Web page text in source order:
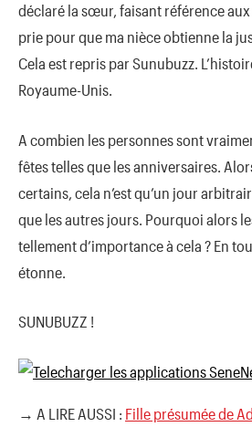
déclaré la sœur, faisant référence
prie pour que ma nièce obtienne la
Cela est repris par Sunubuzz.
Royaume-Unis.
A combien les personnes sont
fêtes telles que les anniversaires.
certains, cela n’est qu’un jour
que les autres jours. Pourquoi alors
tellement d’importance à cela ? En
étonne.
SUNUBUZZ !
→ A LIRE AUSSI : Fille présumée de